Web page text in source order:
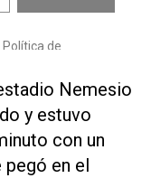
Nemesio
y estuvo
con un
pegó en el